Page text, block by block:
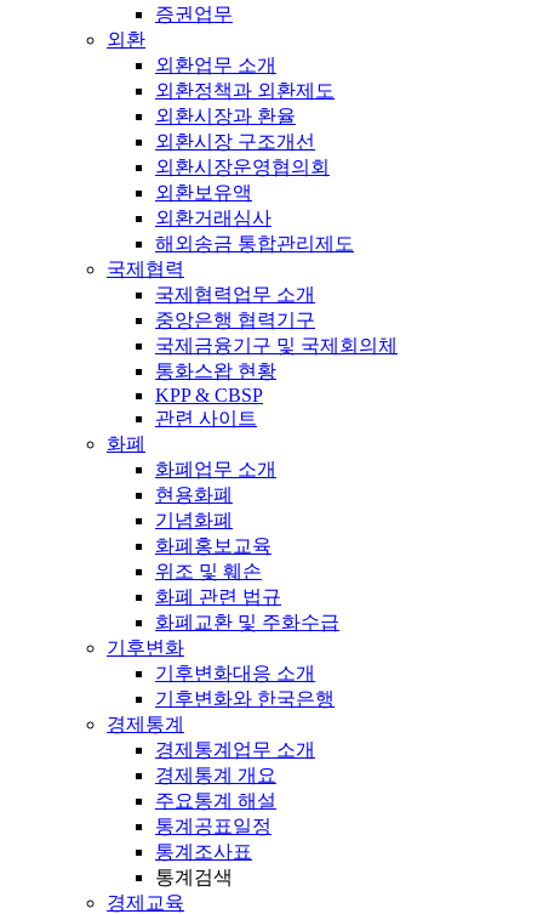
증권업무
외환
외환업무 소개
외환정책과 외환제도
외환시장과 환율
외환시장 구조개선
외환시장운영협의회
외환보유액
외환거래심사
해외송금 통합관리제도
국제협력
국제협력업무 소개
중앙은행 협력기구
국제금융기구 및 국제회의체
통화스왑 현황
KPP & CBSP
관련 사이트
화폐
화폐업무 소개
현용화폐
기념화폐
화폐홍보교육
위조 및 훼손
화폐 관련 법규
화폐교환 및 주화수급
기후변화
기후변화대응 소개
기후변화와 한국은행
경제통계
경제통계업무 소개
경제통계 개요
주요통계 해설
통계공표일정
통계조사표
통계검색
경제교육